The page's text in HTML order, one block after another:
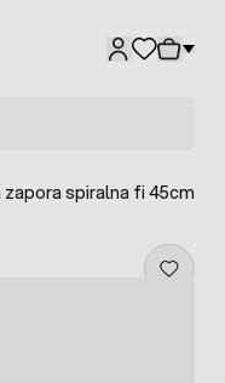
spiralna fi 45cm